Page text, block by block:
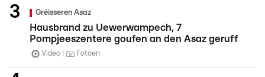
Gréisseren Asaz
Hausbrand zu Uewerwampech, 7
Pompjeeszentere goufen an den Asaz geruff
Video Fotoen